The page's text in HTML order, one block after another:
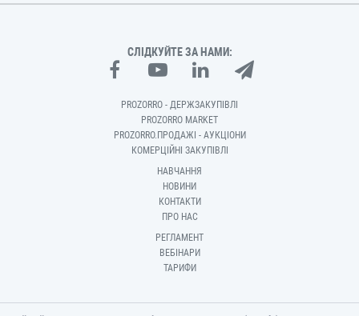
СЛІДКУЙТЕ ЗА НАМИ:
PROZORRO - ДЕРЖЗАКУПІВЛІ
PROZORRO MARKET
PROZORRO.ПРОДАЖІ - АУКЦІОНИ
КОМЕРЦІЙНІ ЗАКУПІВЛІ
НАВЧАННЯ
НОВИНИ
КОНТАКТИ
ПРО НАС
РЕГЛАМЕНТ
ВЕБІНАРИ
ТАРИФИ